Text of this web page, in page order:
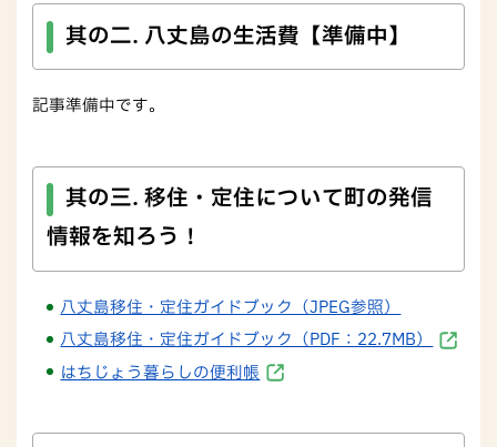
其の二. 八丈島の生活費【準備中】
記事準備中です。
其の三. 移住・定住について町の発信
情報を知ろう！
八丈島移住・定住ガイドブック（JPEG参照）
八丈島移住・定住ガイドブック（PDF：22.7MB）
はちじょう暮らしの便利帳